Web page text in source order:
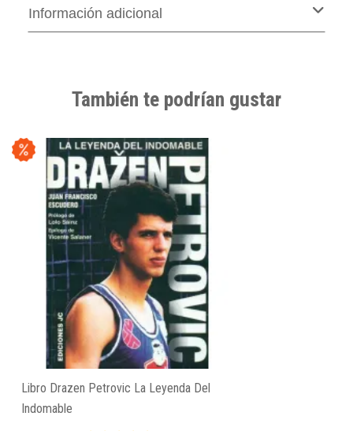
Información adicional
También te podrían gustar
Libro Drazen Petrovic La Leyenda Del
Indomable